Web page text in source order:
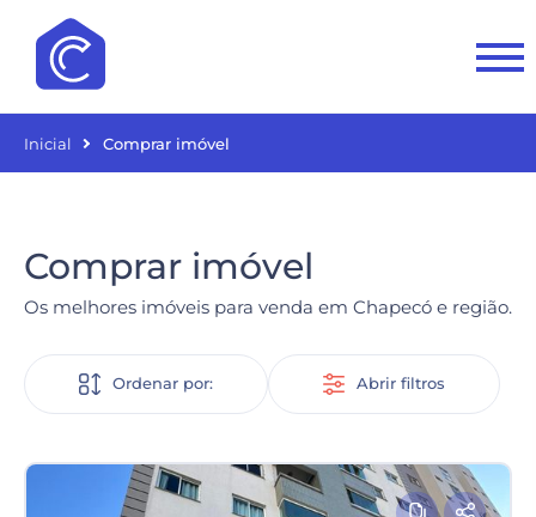
Inicial Comprar imóvel
Comprar imóvel
Os melhores imóveis para venda em Chapecó e região.
Ordenar por: Abrir filtros